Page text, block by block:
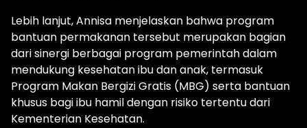
Lebih lanjut, Annisa menjelaskan bahwa program
bantuan permakanan tersebut merupakan bagian
dari sinergi berbagai program pemerintah dalam
mendukung kesehatan ibu dan anak, termasuk
Program Makan Bergizi Gratis (MBG) serta bantuan
khusus bagi ibu hamil dengan risiko tertentu dari
Kementerian Kesehatan.